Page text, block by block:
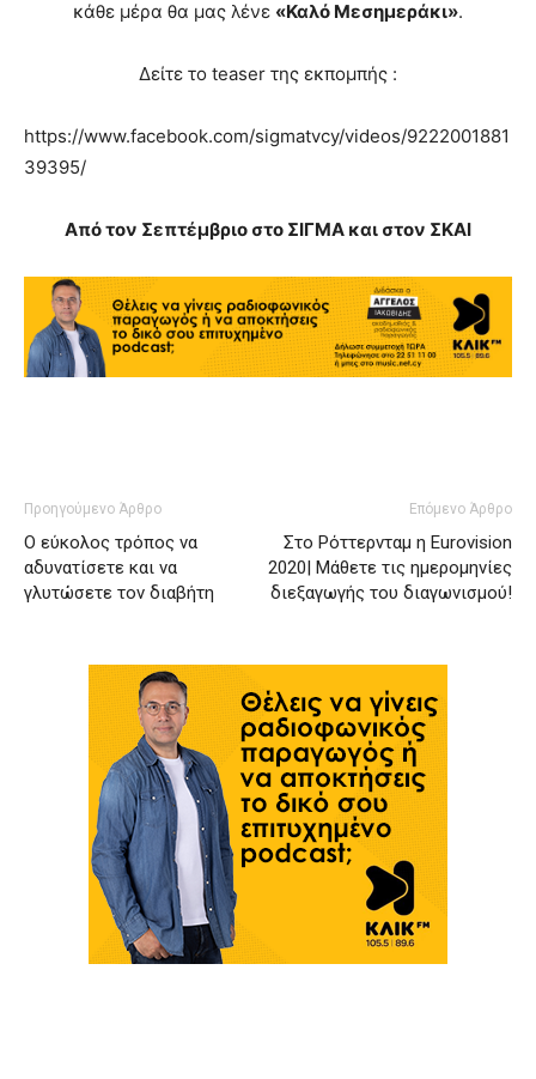
κάθε μέρα θα μας λένε «Καλό Μεσημεράκι».
Δείτε το teaser της εκπομπής :
https://www.facebook.com/sigmatvcy/videos/9222001881
39395/
Από τον Σεπτέμβριο στο ΣΙΓΜΑ και στον ΣΚΑΙ
Προηγούμενο Άρθρο
Ο εύκολος τρόπος να
αδυνατίσετε και να
γλυτώσετε τον διαβήτη
Επόμενο Άρθρο
Στο Ρόττερνταμ η Eurovision
2020| Μάθετε τις ημερομηνίες
διεξαγωγής του διαγωνισμού!